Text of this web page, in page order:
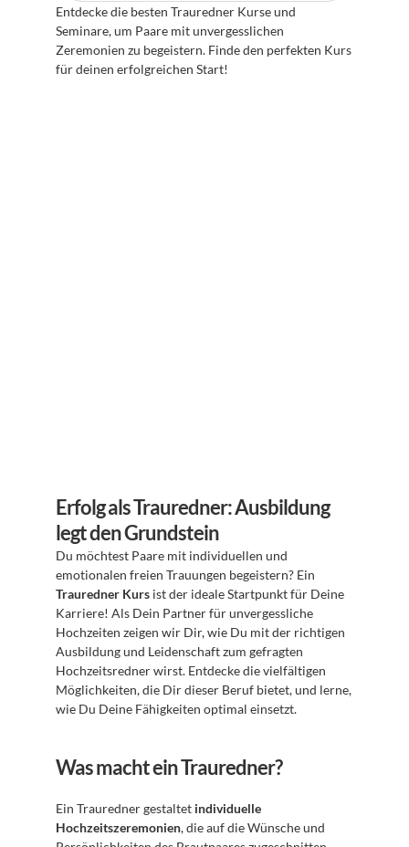
Entdecke die besten Trauredner Kurse und
Seminare, um Paare mit unvergesslichen
Zeremonien zu begeistern. Finde den perfekten Kurs
für deinen erfolgreichen Start!
Erfolg als Trauredner: Ausbildung
legt den Grundstein
Du möchtest Paare mit individuellen und
Trauredner Kurs ist der ideale Startpunkt für Deine
Karriere! Als Dein Partner für unvergessliche
Hochzeiten zeigen wir Dir, wie Du mit der richtigen
Ausbildung und Leidenschaft zum gefragten
Hochzeitsredner wirst. Entdecke die vielfältigen
Möglichkeiten, die Dir dieser Beruf bietet, und lerne,
wie Du Deine Fähigkeiten optimal einsetzt.
Was macht ein Trauredner?
Ein Trauredner gestaltet individuelle
Hochzeitszeremonien, die auf die Wünsche und